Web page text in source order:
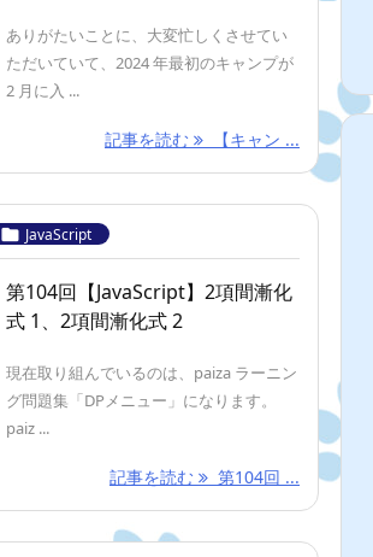
ありがたいことに、大変忙しくさせてい
ただいていて、2024 年最初のキャンプが
2 月に入 ...
記事を読む 【キャン ...
 JavaScript
第104回【JavaScript】2項間漸化
式 1、2項間漸化式 2
現在取り組んでいるのは、paiza ラーニン
グ問題集「DPメニュー」になります。
paiz ...
記事を読む 第104回 ...